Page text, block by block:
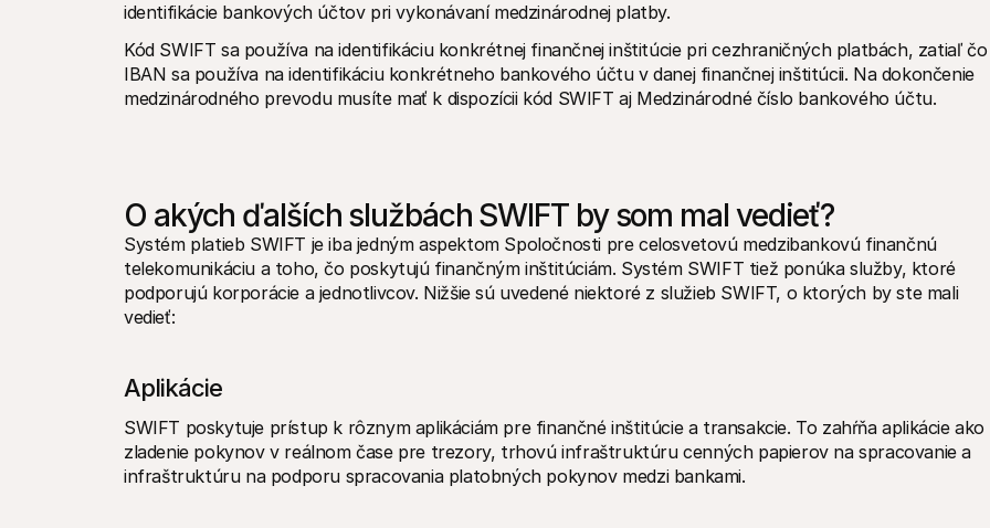
identifikácie bankových účtov pri vykonávaní medzinárodnej platby.
Kód SWIFT sa používa na identifikáciu konkrétnej finančnej inštitúcie pri cezhraničných platbách, zatiaľ čo
IBAN sa používa na identifikáciu konkrétneho bankového účtu v danej finančnej inštitúcii. Na dokončenie
medzinárodného prevodu musíte mať k dispozícii kód SWIFT aj Medzinárodné číslo bankového účtu.
O akých ďalších službách SWIFT by som mal vedieť?
Systém platieb SWIFT je iba jedným aspektom Spoločnosti pre celosvetovú medzibankovú finančnú
telekomunikáciu a toho, čo poskytujú finančným inštitúciám. Systém SWIFT tiež ponúka služby, ktoré
podporujú korporácie a jednotlivcov. Nižšie sú uvedené niektoré z služieb SWIFT, o ktorých by ste mali
vedieť:
Aplikácie
SWIFT poskytuje prístup k rôznym aplikáciám pre finančné inštitúcie a transakcie. To zahŕňa aplikácie ako
zladenie pokynov v reálnom čase pre trezory, trhovú infraštruktúru cenných papierov na spracovanie a
infraštruktúru na podporu spracovania platobných pokynov medzi bankami.